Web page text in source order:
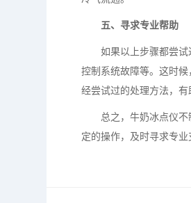
五、寻求专业帮助
如果以上步骤都尝试过
控制系统故障等。这时
经尝试过的处理方法，有
总之，牛奶冰点仪不
定的操作，及时寻求专